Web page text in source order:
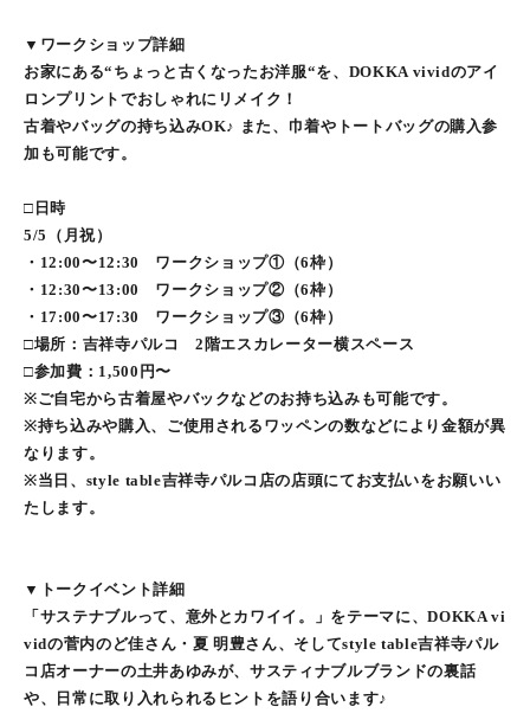
▼ワークショップ詳細
お家にある“ちょっと古くなったお洋服“を、DOKKA vividのアイ
ロンプリントでおしゃれにリメイク！
古着やバッグの持ち込みOK♪ また、巾着やトートバッグの購入参
加も可能です。
□日時
5/5（月祝）
・12:00〜12:30 ワークショップ①（6枠）
・12:30〜13:00 ワークショップ②（6枠）
・17:00〜17:30 ワークショップ③（6枠）
□場所：吉祥寺パルコ 2階エスカレーター横スペース
□参加費：1,500円〜
※ご自宅から古着屋やバックなどのお持ち込みも可能です。
※持ち込みや購入、ご使用されるワッペンの数などにより金額が異
なります。
※当日、style table吉祥寺パルコ店の店頭にてお支払いをお願いい
たします。
▼トークイベント詳細
「サステナブルって、意外とカワイイ。」をテーマに、DOKKA vi
vidの菅内のど佳さん・夏 明豊さん、そしてstyle table吉祥寺パル
コ店オーナーの土井あゆみが、サスティナブルブランドの裏話
や、日常に取り入れられるヒントを語り合います♪